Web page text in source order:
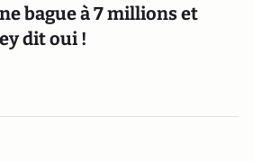
bague à 7 millions et
dit oui !